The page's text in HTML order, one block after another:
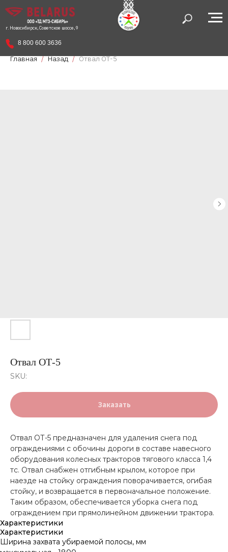
г. Новосибирск, Советское шоссе, 9
8 800 600 3636
Главная Назад Отвал ОТ-5
Отвал ОТ-5
SKU:
Заказать
Отвал ОТ-5 предназначен для удаления снега под
ограждениями с обочины дороги в составе навесного
оборудования колесных тракторов тягового класса 1,4
тс. Отвал снабжен отгибным крылом, которое при
наезде на стойку ограждения поворачивается, огибая
стойку, и возвращается в первоначальное положение.
Таким образом, обеспечивается уборка снега под
ограждением при прямолинейном движении трактора.
Характеристики
Характеристики
Ширина захвата убираемой полосы, мм